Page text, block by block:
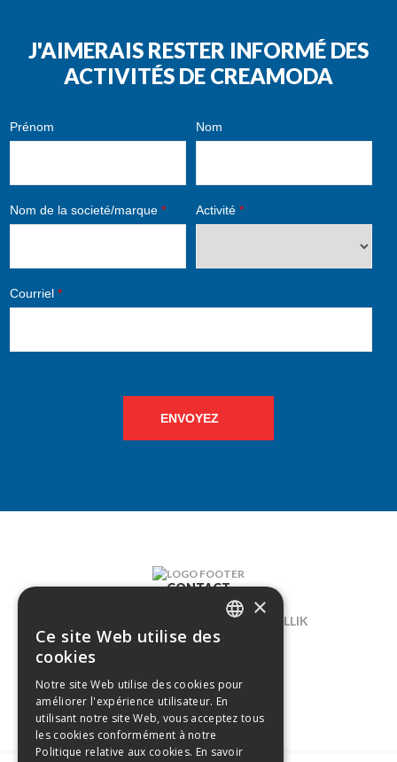
J'AIMERAIS RESTER INFORMÉ DES
ACTIVITÉS DE CREAMODA
Prénom Nom
Nom de la societé/marque * Activité *
Courriel *
ENVOYEZ
CONTACT
LELIEGAARDE 22, B-1731 ZELLIK
INFO@CREAMODA.BE
BE0407.694.265
×
Ce site Web utilise des
cookies
Notre site Web utilise des cookies pour
améliorer l'expérience utilisateur. En
utilisant notre site Web, vous acceptez tous
les cookies conformément à notre
Politique relative aux cookies. En savoir